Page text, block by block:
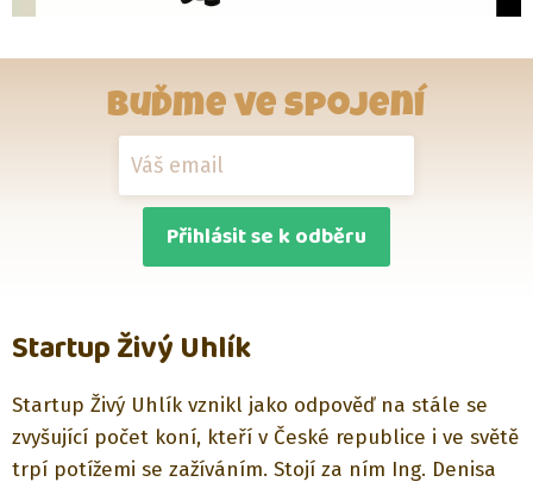
Buďme ve spojení
Přihlásit se k odběru
Startup Živý Uhlík
Startup Živý Uhlík vznikl jako odpověď na stále se
zvyšující počet koní, kteří v České republice i ve světě
trpí potížemi se zažíváním. Stojí za ním Ing. Denisa